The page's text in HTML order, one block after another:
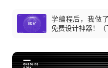
学编程后，我做
免费设计神器！（